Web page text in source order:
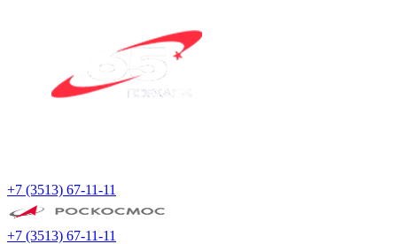
+7 (3513) 67-11-11
+7 (3513) 67-11-11